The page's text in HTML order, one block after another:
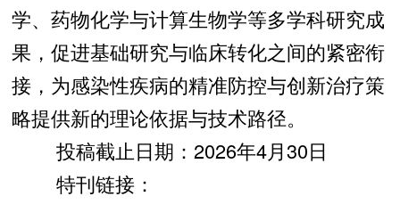
学、药物化学与计算生物学等多学科研究成
果，促进基础研究与临床转化之间的紧密衔
接，为感染性疾病的精准防控与创新治疗策
略提供新的理论依据与技术路径。
投稿截止日期：2026年4月30日
特刊链接：